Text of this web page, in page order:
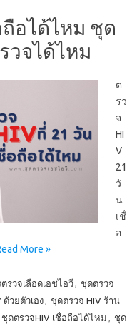
ถือได้ไหม ชุด
วจได้ไหม
ต
รว
จ
HI
V
21
วั
น
เชื่
อ
More »
ตรวจเลือดเอชไอวี, ชุดตรวจ
ด้วยตัวเอง, ชุดตรวจ HIV ร้าน
ชุดตรวจHIV เชื่อถือได้ไหม , ชุด